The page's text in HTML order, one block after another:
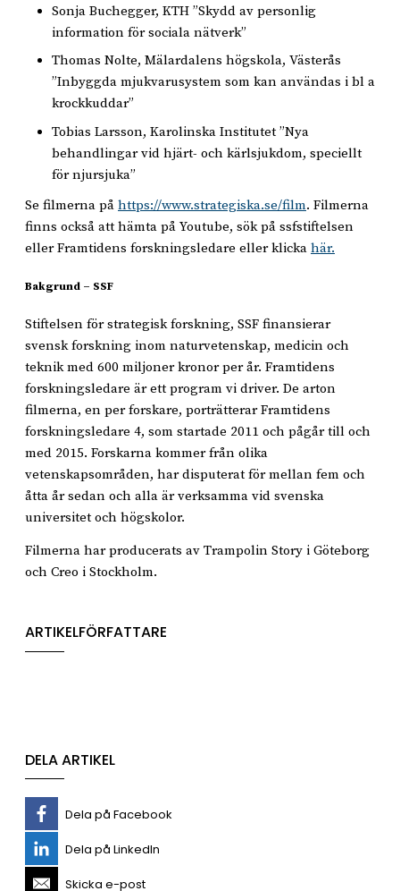
Sonja Buchegger, KTH ”Skydd av personlig
information för sociala nätverk”
Thomas Nolte, Mälardalens högskola, Västerås
”Inbyggda mjukvarusystem som kan användas i bl a
krockkuddar”
Tobias Larsson, Karolinska Institutet ”Nya
behandlingar vid hjärt- och kärlsjukdom, speciellt
för njursjuka”
Se filmerna på https://www.strategiska.se/film. Filmerna
finns också att hämta på Youtube, sök på ssfstiftelsen
eller Framtidens forskningsledare eller klicka här.
Bakgrund – SSF
Stiftelsen för strategisk forskning, SSF finansierar
svensk forskning inom naturvetenskap, medicin och
teknik med 600 miljoner kronor per år. Framtidens
forskningsledare är ett program vi driver. De arton
filmerna, en per forskare, porträtterar Framtidens
forskningsledare 4, som startade 2011 och pågår till och
med 2015. Forskarna kommer från olika
vetenskapsområden, har disputerat för mellan fem och
åtta år sedan och alla är verksamma vid svenska
universitet och högskolor.
Filmerna har producerats av Trampolin Story i Göteborg
och Creo i Stockholm.
ARTIKELFÖRFATTARE
DELA ARTIKEL
Dela på Facebook
Dela på LinkedIn
Skicka e-post